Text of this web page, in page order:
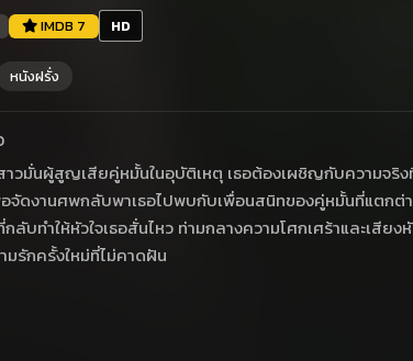
IMDB 7 HD
หนังฝรั่ง
าวมั่นผู้สูญเสียคู่หมั้นในอุบัติเหตุ เธอต้องเผชิญกับความจริ
อจัดงานศพกลับพาเธอไปพบกับเพื่อนสนิทของคู่หมั้นที่แตกต่
ลับทำให้หัวใจเธอสั่นไหว ท่ามกลางความโศกเศร้าและเสียง
มรักครั้งใหม่ที่ไม่คาดฝัน